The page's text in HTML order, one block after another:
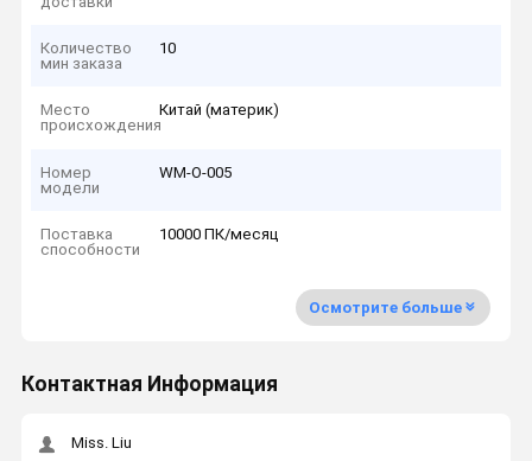
Количество
мин заказа
10
Место
происхождения
Китай (материк)
Номер
модели
WM-O-005
Поставка
способности
10000 ПК/месяц
Осмотрите больше
Контактная Информация
Miss. Liu